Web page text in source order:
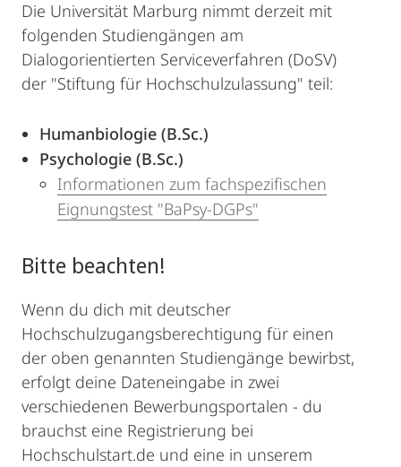
Die Universität Marburg nimmt derzeit mit
folgenden Studiengängen am
Dialogorientierten Serviceverfahren (DoSV)
der "Stiftung für Hochschulzulassung" teil:
Humanbiologie (B.Sc.)
Psychologie (B.Sc.)
Informationen zum fachspezifischen
Eignungstest "BaPsy-DGPs"
Bitte beachten!
Wenn du dich mit deutscher
Hochschulzugangsberechtigung für einen
der oben genannten Studiengänge bewirbst,
erfolgt deine Dateneingabe in zwei
verschiedenen Bewerbungsportalen - du
brauchst eine Registrierung bei
Hochschulstart.de und eine in unserem